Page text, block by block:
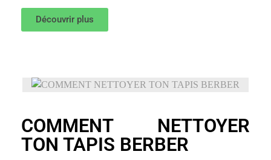
Découvrir plus
COMMENT NETTOYER
TON TAPIS BERBER